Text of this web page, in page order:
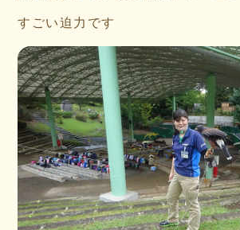
すごい迫力です